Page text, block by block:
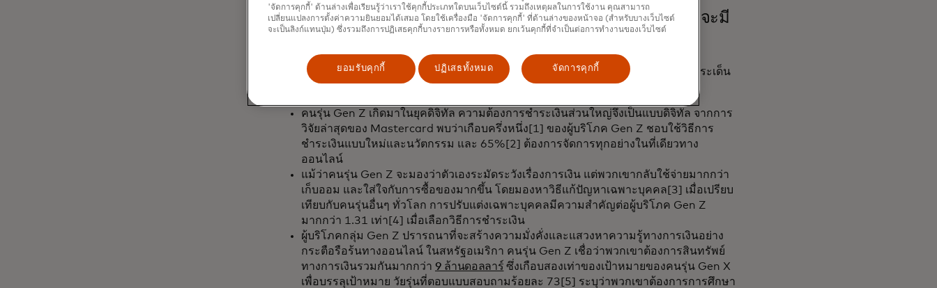
คนรุ่น Gen Z: ผู้ที่เติบโตมากับเทคโนโลยีดิจิทัลและปรารถนาที่จะมี
ทางเลือกและควบคุมทุกอย่าง
เมื่อเปรียบเทียบกับคนรุ่นก่อนๆ รูปแบบการชำระเงินของคนรุ่น Gen Z มีความแตกต่างในประเด็น
สำคัญหลายประการ:
คนรุ่น Gen Z เกิดมาในยุคดิจิทัล ความต้องการชำระเงินส่วนใหญ่จึงเป็นแบบดิจิทัล จากการ
วิจัยล่าสุดของ Mastercard พบว่าเกือบครึ่งหนึ่ง[1] ของผู้บริโภค Gen Z ชอบใช้วิธีการ
ชำระเงินแบบใหม่และนวัตกรรม และ 65%[2] ต้องการจัดการทุกอย่างในที่เดียวทาง
ออนไลน์
แม้ว่าคนรุ่น Gen Z จะมองว่าตัวเองระมัดระวังเรื่องการเงิน แต่พวกเขากลับใช้จ่ายมากกว่า
เก็บออม และใส่ใจกับการซื้อของมากขึ้น โดยมองหาวิธีแก้ปัญหาเฉพาะบุคคล[3] เมื่อเปรียบ
เทียบกับคนรุ่นอื่นๆ ทั่วโลก การปรับแต่งเฉพาะบุคคลมีความสำคัญต่อผู้บริโภค Gen Z
มากกว่า 1.31 เท่า[4] เมื่อเลือกวิธีการชำระเงิน
ผู้บริโภคกลุ่ม Gen Z ปรารถนาที่จะสร้างความมั่งคั่งและแสวงหาความรู้ทางการเงินอย่าง
กระตือรือร้นทางออนไลน์ ในสหรัฐอเมริกา คนรุ่น Gen Z เชื่อว่าพวกเขาต้องการสินทรัพย์
ทางการเงินรวมกันมากกว่า 9 ล้านดอลลาร์ ซึ่งเกือบสองเท่าของเป้าหมายของคนรุ่น Gen X
เพื่อบรรลุเป้าหมาย วัยรุ่นที่ตอบแบบสอบถามร้อยละ 73[5] ระบุว่าพวกเขาต้องการการศึกษา
'จัดการคุกกี้' ด้านล่างเพื่อเรียนรู้ว่าเราใช้คุกกี้ประเภทใดบนเว็บไซต์นี้ รวมถึงเหตุผลในการใช้งาน คุณสามารถ
เปลี่ยนแปลงการตั้งค่าความยินยอมได้เสมอ โดยใช้เครื่องมือ 'จัดการคุกกี้' ที่ด้านล่างของหน้าจอ (สำหรับบางเว็บไซต์
จะเป็นลิงก์แทนปุ่ม) ซึ่งรวมถึงการปฏิเสธคุกกี้บางรายการหรือทั้งหมด ยกเว้นคุกกี้ที่จำเป็นต่อการทำงานของเว็บไซต์
ยอมรับคุกกี้ ปฏิเสธทั้งหมด จัดการคุกกี้